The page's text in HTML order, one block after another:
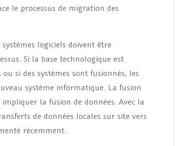
le processus de migration des
logiciels doivent être
Si la base technologique est
si des systèmes sont fusionnés, les
système informatique. La fusion
la fusion de données. Avec la
de données locales sur site vers
récemment.